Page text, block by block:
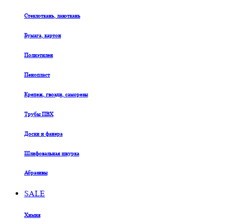
Стеклоткань, лакоткань
Бумага, картон
Полиэтилен
Пенопласт
Крепеж, гвозди, саморезы
Трубы ПВХ
Доски и фанера
Шлифовальная шкурка
Абразивы
SALE
Химия